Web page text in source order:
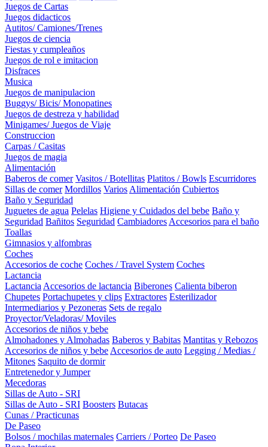
Juegos de Cartas
Juegos didacticos
Autitos/ Camiones/Trenes
Juegos de ciencia
Fiestas y cumpleaños
Juegos de rol e imitacion
Disfraces
Musica
Juegos de manipulacion
Buggys/ Bicis/ Monopatines
Juegos de destreza y habilidad
Minigames/ Juegos de Viaje
Construccion
Carpas / Casitas
Juegos de magia
Alimentación
Baberos de comer Vasitos / Botellitas Platitos / Bowls Escurridores
Sillas de comer Mordillos Varios Alimentación Cubiertos
Baño y Seguridad
Juguetes de agua Pelelas Higiene y Cuidados del bebe Baño y
Seguridad Bañitos Seguridad Cambiadores Accesorios para el baño
Toallas
Gimnasios y alfombras
Coches
Accesorios de coche Coches / Travel System Coches
Lactancia
Lactancia Accesorios de lactancia Biberones Calienta biberon
Chupetes Portachupetes y clips Extractores Esterilizador
Intermediarios y Pezoneras Sets de regalo
Proyector/Veladoras/ Moviles
Accesorios de niños y bebe
Almohadones y Almohadas Baberos y Babitas Mantitas y Rebozos
Accesorios de niños y bebe Accesorios de auto Legging / Medias /
Mitones Saquito de dormir
Entretenedor y Jumper
Mecedoras
Sillas de Auto - SRI
Sillas de Auto - SRI Boosters Butacas
Cunas / Practicunas
De Paseo
Bolsos / mochilas maternales Carriers / Porteo De Paseo